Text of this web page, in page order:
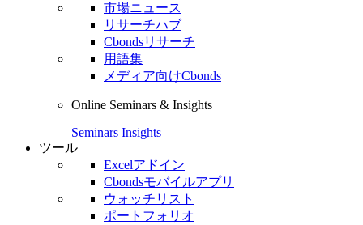
市場ニュース
リサーチハブ
Cbondsリサーチ
用語集
メディア向けCbonds
Online Seminars & Insights
Seminars Insights
ツール
Excelアドイン
Cbondsモバイルアプリ
ウォッチリスト
ポートフォリオ